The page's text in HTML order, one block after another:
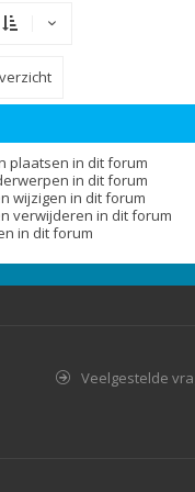
plaatsen in dit forum
in dit forum
wijzigen in dit forum
verwijderen in dit forum
in dit forum
Veelgestelde